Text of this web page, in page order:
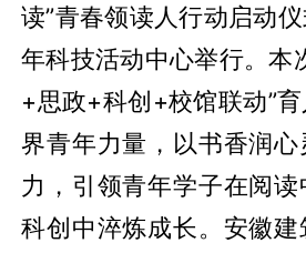
读”青春领读人行动启动
年科技活动中心举行。本
+思政+科创+校馆联动”
界青年力量，以书香润
力，引领青年学子在阅
科创中淬炼成长。安徽